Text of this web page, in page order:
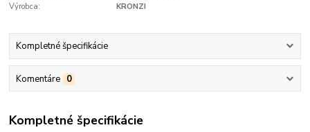
Výrobca:
KRONZI
Kompletné špecifikácie
Komentáre 0
Kompletné špecifikácie